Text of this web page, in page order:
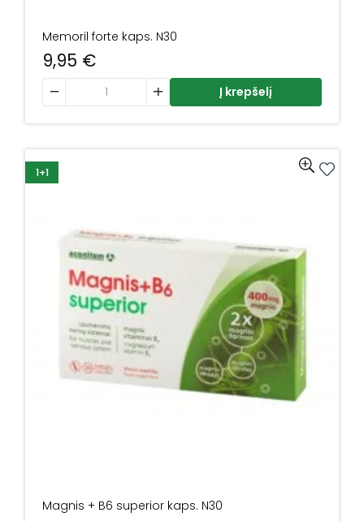
Memoril forte kaps. N30
9,95 €
produkto kiekis: Memoril forte kaps. N30
Į krepšelį
1+1
Magnis + B6 superior kaps. N30